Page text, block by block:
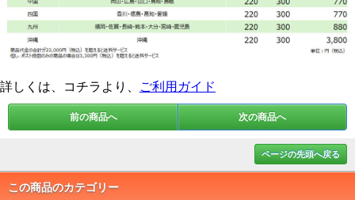
詳しくは、コチラより、 ご利用ガイド
前の商品へ 次の商品へ
ページの先頭へ戻る
この商品のカテゴリー